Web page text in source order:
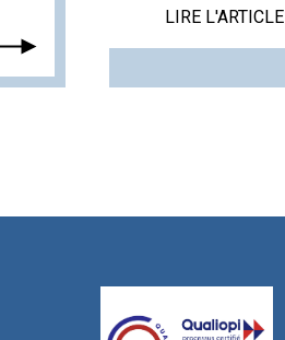
LIRE L'ARTICLE